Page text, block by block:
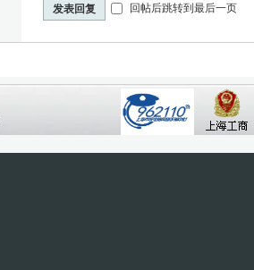
发表回复 回帖后跳转到最后一页